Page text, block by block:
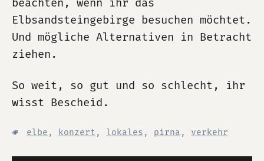
beachten, wenn ihr das
Elbsandsteingebirge besuchen möchtet.
Und mögliche Alternativen in Betracht
ziehen.
So weit, so gut und so schlecht, ihr
wisst Bescheid.
elbe , konzert , lokales , pirna , verkehr